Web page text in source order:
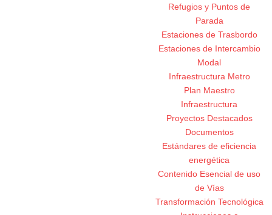
Refugios y Puntos de
Parada
Estaciones de Trasbordo
Estaciones de Intercambio
Modal
Infraestructura Metro
Plan Maestro
Infraestructura
Proyectos Destacados
Documentos
Estándares de eficiencia
energética
Contenido Esencial de uso
de Vías
Transformación Tecnológica